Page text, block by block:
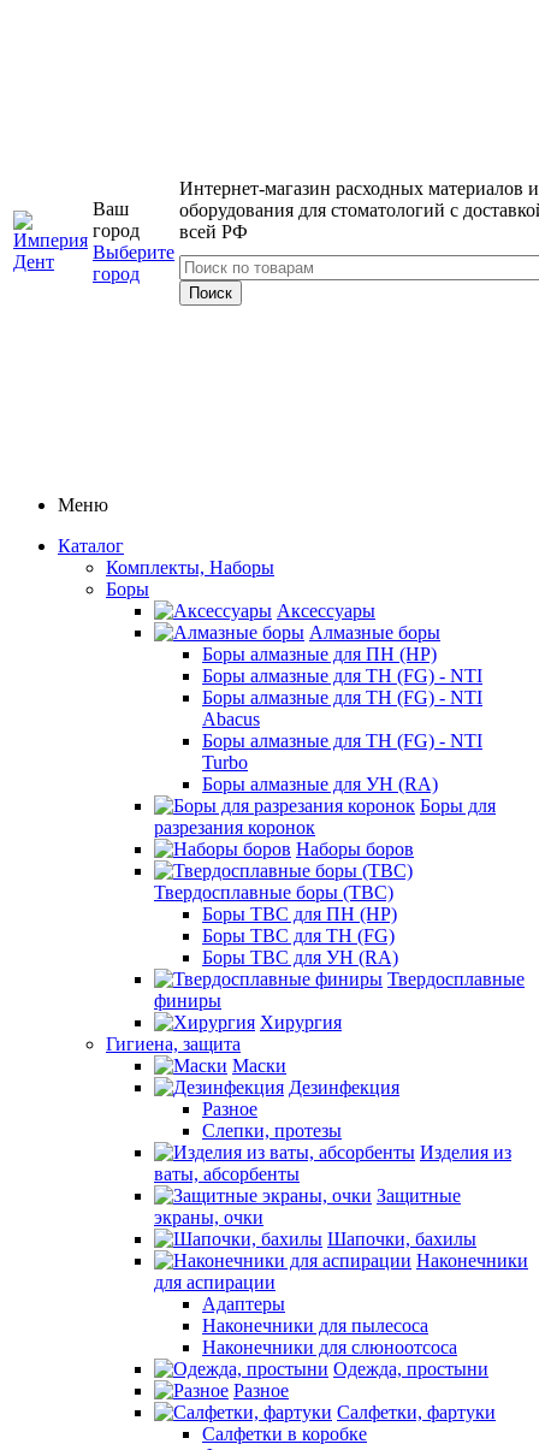
Ваш
город
Выберите
город
Интернет-магазин расходных материалов и
оборудования для стоматологий с
всей РФ
Меню
Каталог
Комплекты, Наборы
Боры
Аксессуары
Алмазные боры
Боры алмазные для ПН (HP)
Боры алмазные для ТН (FG) - NTI
Боры алмазные для ТН (FG) - NTI
Abacus
Боры алмазные для ТН (FG) - NTI
Turbo
Боры алмазные для УН (RA)
Боры для
разрезания коронок
Наборы боров
Твердосплавные боры (ТВС)
Боры ТВС для ПН (HP)
Боры ТВС для ТН (FG)
Боры ТВС для УН (RA)
Твердосплавные
финиры
Хирургия
Гигиена, защита
Маски
Дезинфекция
Разное
Слепки, протезы
Изделия из
ваты, абсорбенты
Защитные
экраны, очки
Шапочки, бахилы
Наконечники
для аспирации
Адаптеры
Наконечники для пылесоса
Наконечники для слюноотсоса
Одежда, простыни
Разное
Салфетки, фартуки
Салфетки в коробке